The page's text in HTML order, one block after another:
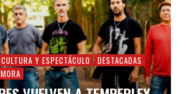
CULTURA Y ESPECTÁCULO
DESTACADAS